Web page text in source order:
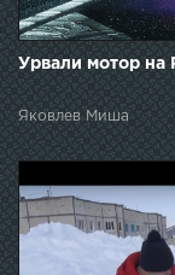
Урвали мотор на
Яковлев Миша